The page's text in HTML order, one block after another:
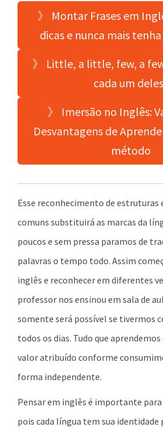
》 Montar Frases em
dicas e nunca mais
》 Little, a little, few, a
cada um
》 Imersão no Inglês:
Desvantagens de
método
Esse reconhecimento de estruturas
comuns substituirá as marcas da
poucos e sem pressa paramos de
palavras o tempo todo. Assim
inglês e reconhecer em diferentes
professor nos ensinou em sala de
somente será possível se tivermos
todos os dias. Tudo que
valor atribuído conforme
forma independente.
Pensar em inglês é importante
pois cada língua tem sua identidade